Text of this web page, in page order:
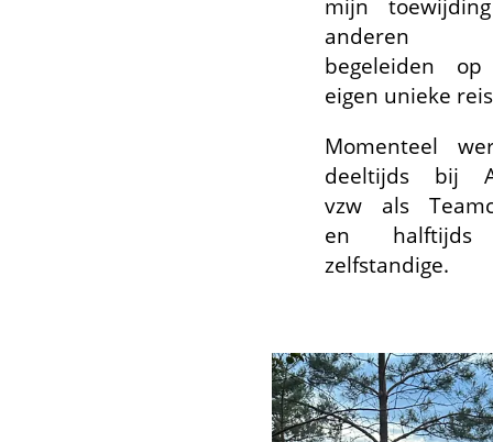
mijn
begeleiden
eigen unieke
Momenteel
deeltijds bij
vzw als
en
zelfstandige.